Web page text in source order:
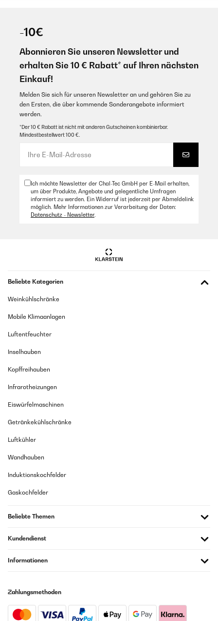
-10€
Abonnieren Sie unseren Newsletter und
erhalten Sie 10 € Rabatt* auf Ihren nächsten
Einkauf!
Melden Sie sich für unseren Newsletter an und gehören Sie zu
den Ersten, die über kommende Sonderangebote informiert
werden.
*Der 10 € Rabatt ist nicht mit anderen Gutscheinen kombinierbar.
Mindestbestellwert 100 €.
Ich möchte Newsletter der Chal-Tec GmbH per E-Mail erhalten,
um über Produkte, Angebote und gelegentliche Umfragen
informiert zu werden. Ein Widerruf ist jederzeit per Abmeldelink
möglich. Mehr Informationen zur Verarbeitung der Daten:
Datenschutz - Newsletter.
Beliebte Kategorien
Weinkühlschränke
Mobile Klimaanlagen
Luftentfeuchter
Inselhauben
Kopffreihauben
Infrarotheizungen
Eiswürfelmaschinen
Getränkekühlschränke
Luftkühler
Wandhauben
Induktionskochfelder
Gaskochfelder
Beliebte Themen
Kundendienst
Informationen
Zahlungsmethoden